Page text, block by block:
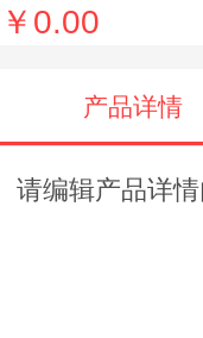
￥0.00
产品详情
请编辑产品详